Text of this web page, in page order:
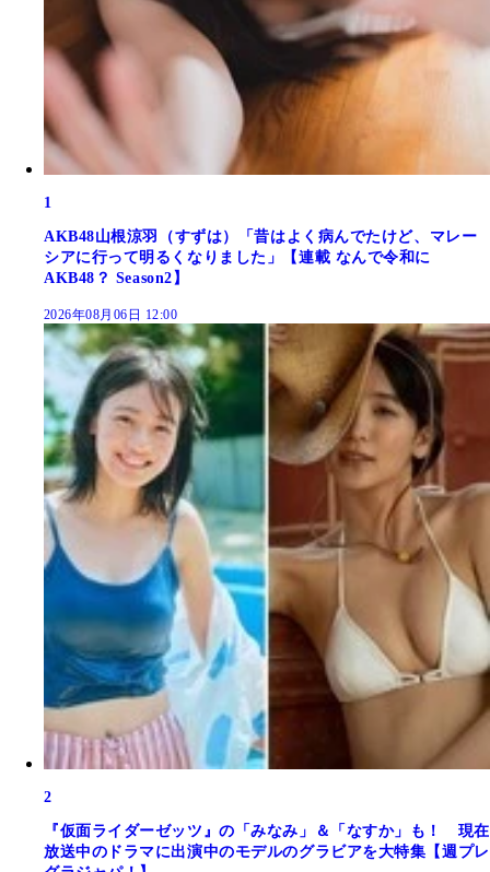
1
AKB48山根涼羽（すずは）「昔はよく病んでたけど、マレー
シアに行って明るくなりました」【連載 なんで令和に
AKB48？ Season2】
2026年08月06日 12:00
2
『仮面ライダーゼッツ』の「みなみ」＆「なすか」も！ 現在
放送中のドラマに出演中のモデルのグラビアを大特集【週プレ